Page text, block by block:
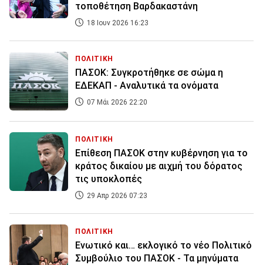
τοποθέτηση Βαρδακαστάνη
18 Ιουν 2026 16:23
ΠΟΛΙΤΙΚΗ
ΠΑΣΟΚ: Συγκροτήθηκε σε σώμα η
ΕΔΕΚΑΠ - Αναλυτικά τα ονόματα
07 Μάι 2026 22:20
ΠΟΛΙΤΙΚΗ
Επίθεση ΠΑΣΟΚ στην κυβέρνηση για το
κράτος δικαίου με αιχμή του δόρατος
τις υποκλοπές
29 Απρ 2026 07:23
ΠΟΛΙΤΙΚΗ
Ενωτικό και… εκλογικό το νέο Πολιτικό
Συμβούλιο του ΠΑΣΟΚ - Τα μηνύματα